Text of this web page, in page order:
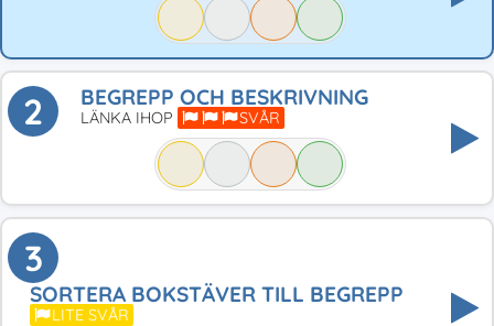
2 BEGREPP OCH BESKRIVNING
LÄNKA IHOP SVÅR
3
SORTERA BOKSTÄVER TILL BEGREPP
LITE SVÅR